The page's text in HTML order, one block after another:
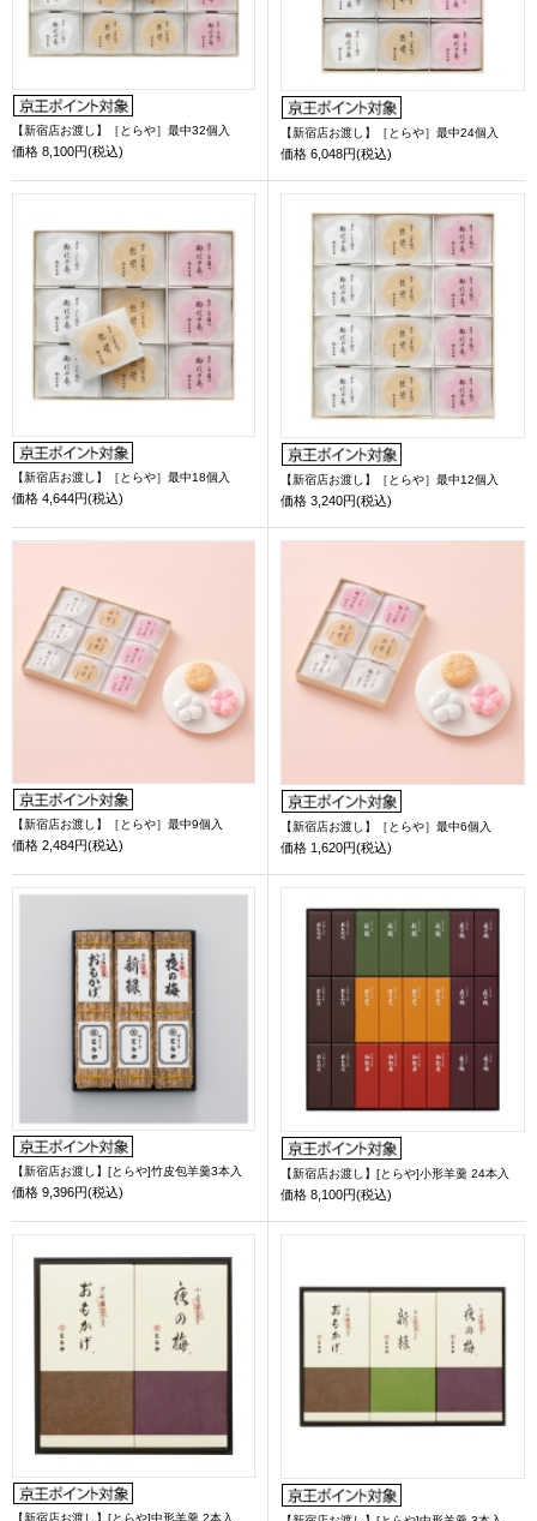
【新宿店お渡し】［とらや］最中32個入
価格 8,100円(税込)
【新宿店お渡し】［とらや］最中24個入
価格 6,048円(税込)
【新宿店お渡し】［とらや］最中18個入
価格 4,644円(税込)
【新宿店お渡し】［とらや］最中12個入
価格 3,240円(税込)
【新宿店お渡し】［とらや］最中9個入
価格 2,484円(税込)
【新宿店お渡し】［とらや］最中6個入
価格 1,620円(税込)
【新宿店お渡し】[とらや]竹皮包羊羹3本入
価格 9,396円(税込)
【新宿店お渡し】[とらや]小形羊羹 24本入
価格 8,100円(税込)